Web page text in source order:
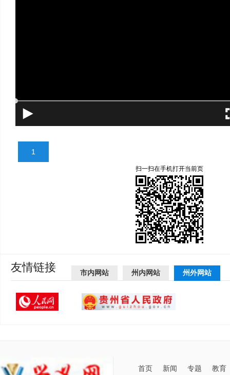
1
扫一扫在手机打开当前页
友情链接 市内网站 州内网站 州外网站
首页 新闻 专题 教育